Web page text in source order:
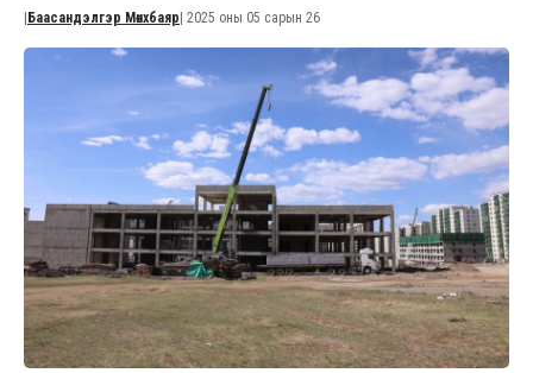
Баасандэлгэр Мөнхбаяр | 2025 оны 05 сарын 26